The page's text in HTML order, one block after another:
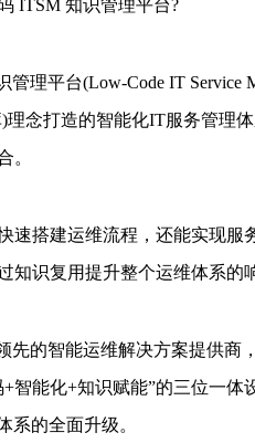
知识管理平台?
平台(Low-Code IT Service
理念打造的智能化IT服务管理
。
搭建运维流程，还能实现服
知识复用提升整个运维体系的
的智能运维解决方案提供商
智能化+知识赋能”的三位一
系的全面升级。